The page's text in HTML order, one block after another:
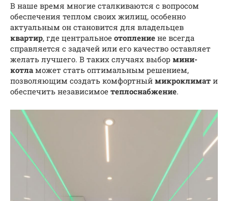
В наше время многие сталкиваются с вопросом
обеспечения теплом своих жилищ, особенно
актуальным он становится для владельцев
квартир, где центральное отопление не всегда
справляется с задачей или его качество оставляет
желать лучшего. В таких случаях выбор мини-
котламожет стать оптимальным решением,
позволяющим создать комфортный микроклимат и
обеспечить независимое теплоснабжение.